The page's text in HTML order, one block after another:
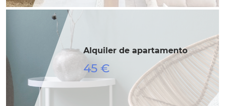
Alquiler de apartamento
45 €